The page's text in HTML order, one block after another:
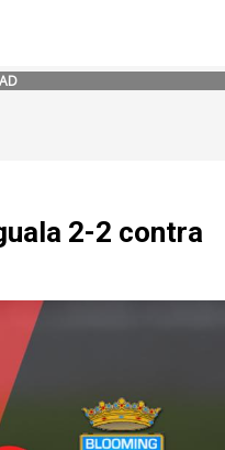
2-2 contra